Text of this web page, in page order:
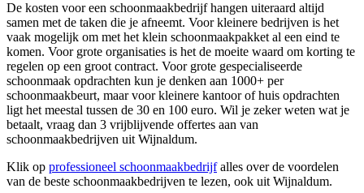
De kosten voor een schoonmaakbedrijf hangen uiteraard altijd
samen met de taken die je afneemt. Voor kleinere bedrijven is het
vaak mogelijk om met het klein schoonmaakpakket al een eind te
komen. Voor grote organisaties is het de moeite waard om korting te
regelen op een groot contract. Voor grote gespecialiseerde
schoonmaak opdrachten kun je denken aan 1000+ per
schoonmaakbeurt, maar voor kleinere kantoor of huis opdrachten
ligt het meestal tussen de 30 en 100 euro. Wil je zeker weten wat je
betaalt, vraag dan 3 vrijblijvende offertes aan van
schoonmaakbedrijven uit Wijnaldum.
Klik op professioneel schoonmaakbedrijfalles over de voordelen
van de beste schoonmaakbedrijven te lezen, ook uit Wijnaldum.